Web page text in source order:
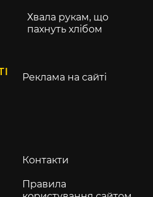
Хвала рукам, що
пахнуть хлібом
Реклама на сайті
Контакти
Правила